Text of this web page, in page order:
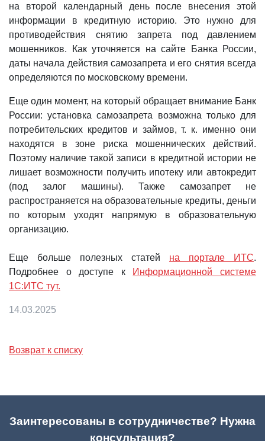
на второй календарный день после внесения этой
информации в кредитную историю. Это нужно для
противодействия снятию запрета под давлением
мошенников. Как уточняется на сайте Банка России,
даты начала действия самозапрета и его снятия всегда
определяются по московскому времени.
Еще один момент, на который обращает внимание Банк
России: установка самозапрета возможна только для
потребительских кредитов и займов, т. к. именно они
находятся в зоне риска мошеннических действий.
Поэтому наличие такой записи в кредитной истории не
лишает возможности получить ипотеку или автокредит
(под залог машины). Также самозапрет не
распространяется на образовательные кредиты, деньги
по которым уходят напрямую в образовательную
организацию.
Еще больше полезных статей на портале ИТС.
Подробнее о доступе к Информационной системе
1С:ИТС тут.
14.03.2025
Возврат к списку
Заинтересованы в сотрудничестве? Нужна
консультация?